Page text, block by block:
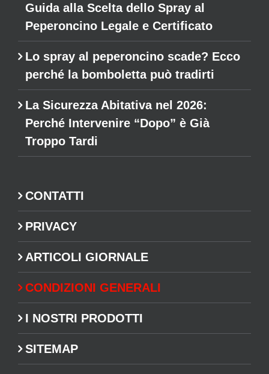
Guida alla Scelta dello Spray al
Peperoncino Legale e Certificato
Lo spray al peperoncino scade? Ecco
perché la bomboletta può tradirti
La Sicurezza Abitativa nel 2026:
Perché Intervenire “Dopo” è Già
Troppo Tardi
CONTATTI
PRIVACY
ARTICOLI GIORNALE
CONDIZIONI GENERALI
I NOSTRI PRODOTTI
SITEMAP